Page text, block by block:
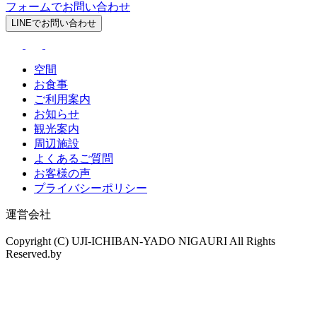
フォームでお問い合わせ
LINEでお問い合わせ
空間
お食事
ご利用案内
お知らせ
観光案内
周辺施設
よくあるご質問
お客様の声
プライバシーポリシー
運営会社
Copyright (C) UJI-ICHIBAN-YADO NIGAURI All Rights
Reserved.by